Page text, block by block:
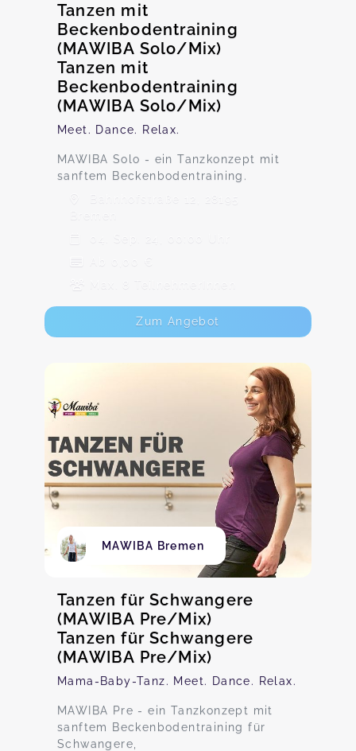
Tanzen mit
Beckenbodentraining
(MAWIBA Solo/Mix)
Tanzen mit
Beckenbodentraining
(MAWIBA Solo/Mix)
Meet. Dance. Relax.
MAWIBA Solo - ein Tanzkonzept mit
sanftem Beckenbodentraining.
Bahnhofstraße 12, 28195
Bremen
04. Sep. 24, 00:00 Uhr
Ab 0,00 €
Max. 8 TeilnehmerInnen
Zum Angebot
MAWIBA Bremen
Tanzen für Schwangere
(MAWIBA Pre/Mix)
Tanzen für Schwangere
(MAWIBA Pre/Mix)
Mama-Baby-Tanz. Meet. Dance. Relax.
MAWIBA Pre - ein Tanzkonzept mit
sanftem Beckenbodentraining für
Schwangere,